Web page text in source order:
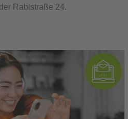
Rablstraße 24.